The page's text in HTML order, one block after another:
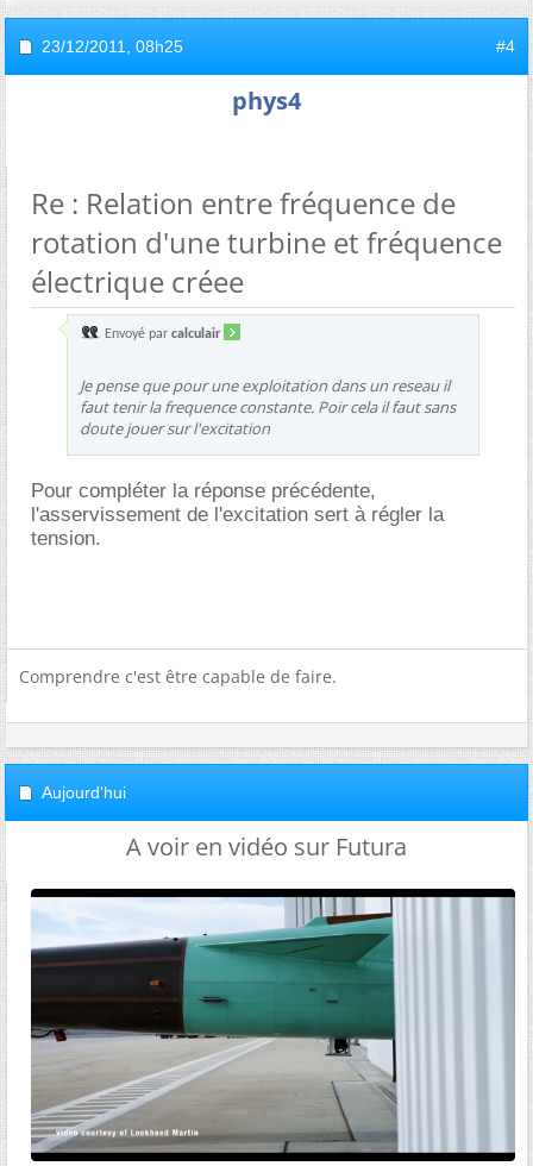
23/12/2011, 08h25 #4
phys4
Re : Relation entre fréquence de
rotation d'une turbine et fréquence
électrique créee
Envoyé par calculair
Je pense que pour une exploitation dans un reseau il
faut tenir la frequence constante. Poir cela il faut sans
doute jouer sur l'excitation
Pour compléter la réponse précédente,
l'asservissement de l'excitation sert à régler la
tension.
Comprendre c'est être capable de faire.
Aujourd'hui
A voir en vidéo sur Futura